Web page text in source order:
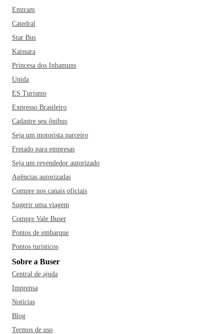
Emtram
Catedral
Star Bus
Kaissara
Princesa dos Inhamuns
Unida
ES Turismo
Expresso Brasileiro
Cadastre seu ônibus
Seja um motorista parceiro
Fretado para empresas
Seja um revendedor autorizado
Agências autorizadas
Compre nos canais oficiais
Sugerir uma viagem
Compre Vale Buser
Pontos de embarque
Pontos turísticos
Sobre a Buser
Central de ajuda
Imprensa
Notícias
Blog
Termos de uso